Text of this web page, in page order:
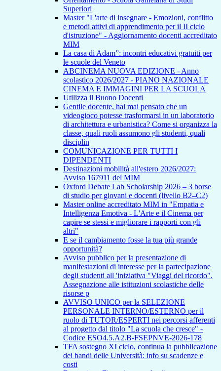
Superiori
Master "L'arte di insegnare - Emozioni, conflitto
e metodi attivi di apprendimento per il II ciclo
d'istruzione" - Aggiornamento docenti accreditato
MIM
La casa di Adam”: incontri educativi gratuiti per
le scuole del Veneto
ABCINEMA NUOVA EDIZIONE - Anno
scolastico 2026/2027 - PIANO NAZIONALE
CINEMA E IMMAGINI PER LA SCUOLA
Utilizza il Buono Docenti
Gentile docente, hai mai pensato che un
videogioco potesse trasformarsi in un laboratorio
di architettura e urbanistica? Come si organizza la
classe, quali ruoli assumono gli studenti, quali
disciplin
COMUNICAZIONE PER TUTTI I
DIPENDENTI
Destinazioni mobilità all'estero 2026/2027:
Avviso 167911 del MIM
Oxford Debate Lab Scholarship 2026 – 3 borse
di studio per giovani e docenti (livello B2–C2)
Master online accreditato MIM in "Empatia e
Intelligenza Emotiva - L'Arte e il Cinema per
capire se stessi e migliorare i rapporti con gli
altri"
E se il cambiamento fosse la tua più grande
opportunità?
Avviso pubblico per la presentazione di
manifestazioni di interesse per la partecipazione
degli studenti all 'iniziativa "Viaggi del ricordo".
Assegnazione alle istituzioni scolastiche delle
risorse p
AVVISO UNICO per la SELEZIONE
PERSONALE INTERNO/ESTERNO per il
ruolo di TUTOR/ESPERTI nei percorsi afferenti
al progetto dal titolo "La scuola che cresce" -
Codice ESO4.5.A2.B-FSEPNVE-2026-178
TFA sostegno XI ciclo, continua la pubblicazione
dei bandi delle Università: info su scadenze e
costi